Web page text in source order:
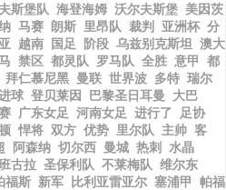
斯堡队 海登海姆 沃尔夫斯堡 美因茨
马赛 朗斯 里昂队 裁判 亚洲杯 分
越南 国足 阶段 乌兹别克斯坦 澳大
禁区 都灵队 罗马队 全胜 意甲
都
拜仁慕尼黑 曼联 世界波 多特 瑞尔
球 登贝莱因 巴黎圣日耳曼
大巴
广东女足 河南女足 进行了
足协
悍将 双方 优势 里尔队 主帅 客
阿森纳 切尔西 曼城 热刺
水晶
古拉 圣保利队 不莱梅队
维尔东
福斯 新军 比利亚雷亚尔 塞浦甲
帕福